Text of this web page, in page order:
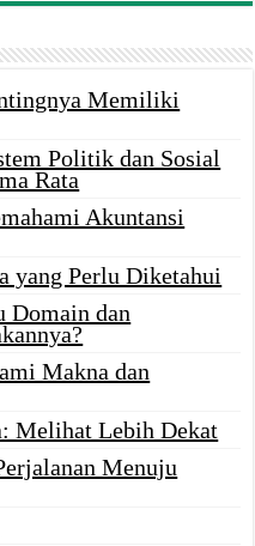
Memiliki
Politik dan Sosial
Rata
Akuntansi
yang Perlu Diketahui
Domain dan
Makna dan
Melihat Lebih Dekat
Menuju